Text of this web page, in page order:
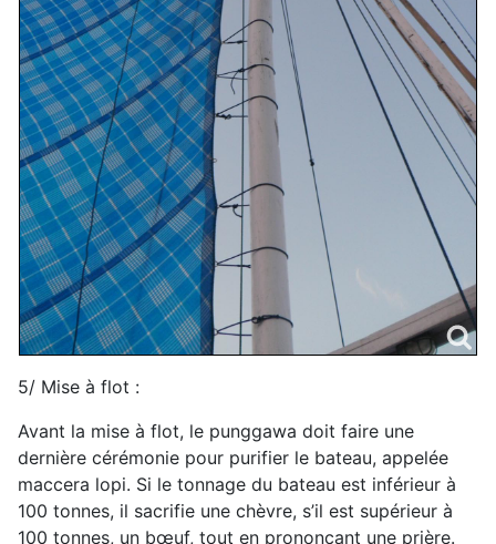
5/ Mise à flot :
Avant la mise à flot, le punggawa doit faire une
dernière cérémonie pour purifier le bateau, appelée
maccera lopi. Si le tonnage du bateau est inférieur à
100 tonnes, il sacrifie une chèvre, s’il est supérieur à
100 tonnes, un bœuf, tout en prononçant une prière.